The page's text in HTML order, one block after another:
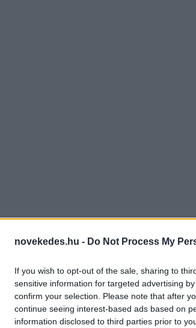
novekedes.hu - Do Not Process My
If you wish to opt-out of the sale, sharing to
sensitive information for targeted advertising
confirm your selection. Please note that after
continue seeing interest-based ads based on
information disclosed to third parties prior to